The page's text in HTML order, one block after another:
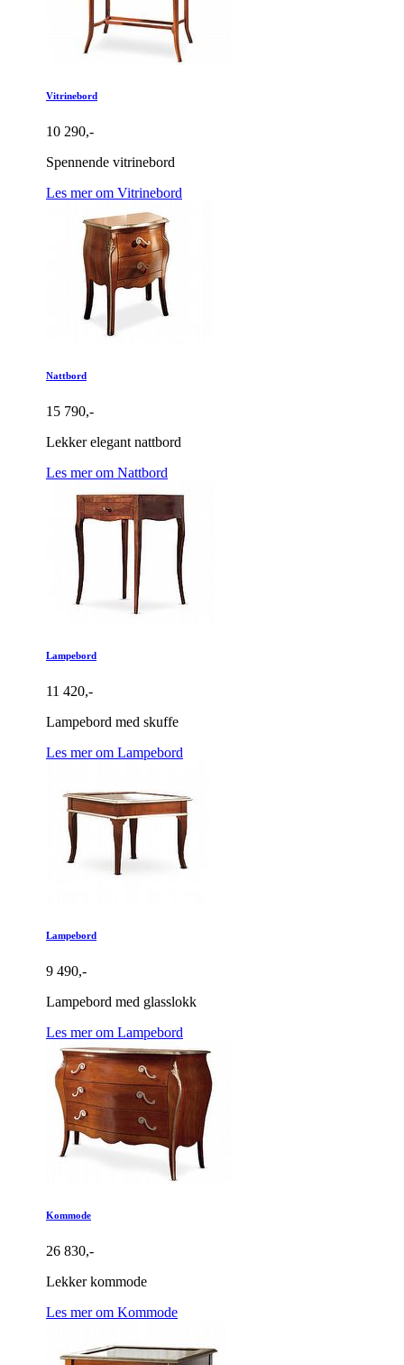
Vitrinebord
10 290,-
Spennende vitrinebord
Les mer om Vitrinebord
Nattbord
15 790,-
Lekker elegant nattbord
Les mer om Nattbord
Lampebord
11 420,-
Lampebord med skuffe
Les mer om Lampebord
Lampebord
9 490,-
Lampebord med glasslokk
Les mer om Lampebord
Kommode
26 830,-
Lekker kommode
Les mer om Kommode